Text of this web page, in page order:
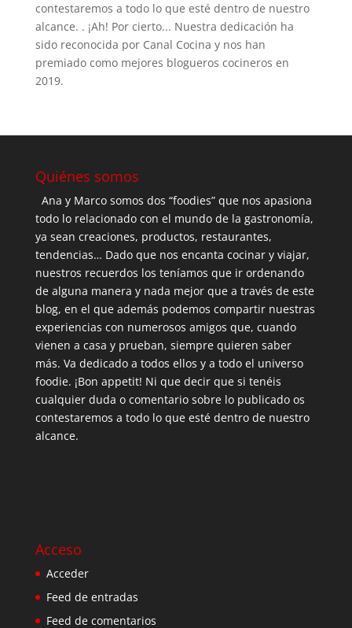
contestaremos a todo lo que esté dentro de nuestro
alcance. . ¡Ah! Por cierto... Nuestra dedicación ha
sido reconocida por Canal Cocina y nos han
premiado como mejores blogueros cocineros en
2019.
Quiénes somos
Ana y Marco somos dos “foodies” que nos apasiona
todo lo relacionado con el mundo de la gastronomía,
ya sean creaciones, productos, restaurantes,
tendencias… Dado que nos encanta cocinar y viajar,
nuestros recuerdos los teníamos que ir ordenando
de alguna manera y nada mejor que a través de este
blog, en el que además podemos compartir nuestras
experiencias con numerosos amigos que, cuando
vienen a casa y prueban, siempre quieren saber
más. Va dedicado a todos ellos y a todo el universo
foodie. ¡Bon appetit! Ni que decir que si tenéis
cualquier duda o comentario sobre lo publicado os
contestaremos a todo lo que esté dentro de nuestro
alcance.
Acceso
Acceder
Feed de entradas
Feed de comentarios